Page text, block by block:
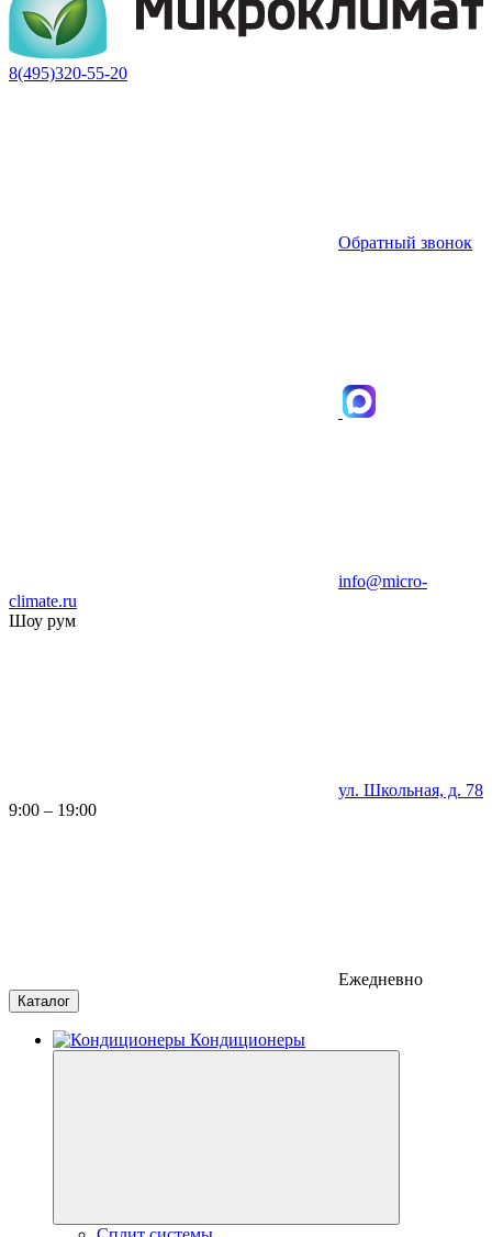
8(495)320-55-20
Обратный звонок
info@micro-
climate.ru
Шоу рум
ул. Школьная, д. 78
9:00 – 19:00
Ежедневно
Каталог
Кондиционеры